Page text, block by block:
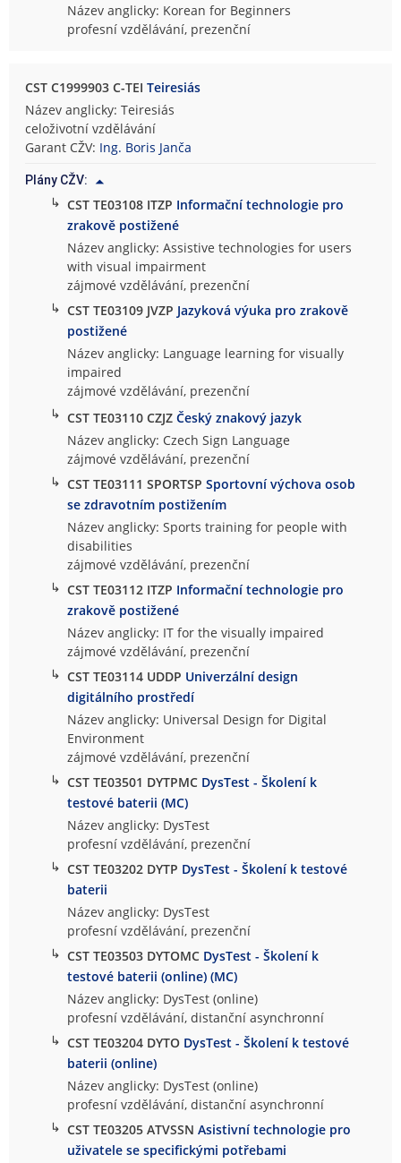
Název anglicky: Korean for Beginners
profesní vzdělávání, prezenční
CST C1999903 C-TEITeiresiás
Název anglicky: Teiresiás
celoživotní vzdělávání
Garant CŽV: Ing. Boris Janča
Plány CŽV:
↳ CST TE03108 ITZP Informační technologie pro
zrakově postižené
Název anglicky: Assistive technologies for users
with visual impairment
zájmové vzdělávání, prezenční
↳ CST TE03109 JVZP Jazyková výuka pro zrakově
postižené
Název anglicky: Language learning for visually
impaired
zájmové vzdělávání, prezenční
↳ CST TE03110 CZJZČeský znakový jazyk
Název anglicky: Czech Sign Language
zájmové vzdělávání, prezenční
↳ CST TE03111 SPORTSPSportovní výchova osob
se zdravotním postižením
Název anglicky: Sports training for people with
disabilities
zájmové vzdělávání, prezenční
↳ CST TE03112 ITZP Informační technologie pro
zrakově postižené
Název anglicky: IT for the visually impaired
zájmové vzdělávání, prezenční
↳ CST TE03114 UDDP Univerzální design
digitálního prostředí
Název anglicky: Universal Design for Digital
Environment
zájmové vzdělávání, prezenční
↳ CST TE03501 DYTPMC DysTest - Školení k
testové baterii (MC)
Název anglicky: DysTest
profesní vzdělávání, prezenční
↳ CST TE03202 DYTP DysTest - Školení k testové
baterii
Název anglicky: DysTest
profesní vzdělávání, prezenční
↳ CST TE03503 DYTOMC DysTest - Školení k
testové baterii (online) (MC)
Název anglicky: DysTest (online)
profesní vzdělávání, distanční asynchronní
↳ CST TE03204 DYTO DysTest - Školení k testové
baterii (online)
Název anglicky: DysTest (online)
profesní vzdělávání, distanční asynchronní
↳ CST TE03205 ATVSSNAsistivní technologie pro
uživatele se specifickými potřebami